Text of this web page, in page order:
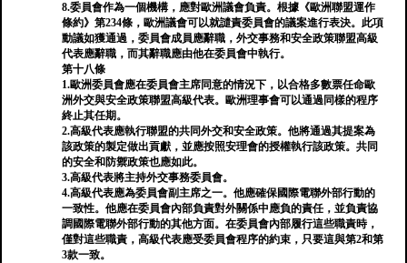
8.委員會作為一個機構，應對歐洲議會負責。根據《歐洲聯盟運作
條約》第234條，歐洲議會可以就譴責委員會的議案進行表決。此項
動議如獲通過，委員會成員應辭職，外交事務和安全政策聯盟高級
代表應辭職，而其辭職應由他在委員會中執行。
第十八條
1.歐洲委員會應在委員會主席同意的情況下，以合格多數票任命歐
洲外交與安全政策聯盟高級代表。歐洲理事會可以通過同樣的程序
終止其任期。
2.高級代表應執行聯盟的共同外交和安全政策。他將通過其提案為
該政策的製定做出貢獻，並應按照安理會的授權執行該政策。共同
的安全和防禦政策也應如此。
3.高級代表將主持外交事務委員會。
4.高級代表應為委員會副主席之一。他應確保國際電聯外部行動的
一致性。他應在委員會內部負責對外關係中應負的責任，並負責協
調國際電聯外部行動的其他方面。在委員會內部履行這些職責時，
僅對這些職責，高級代表應受委員會程序的約束，只要這與第2和第
3款一致。